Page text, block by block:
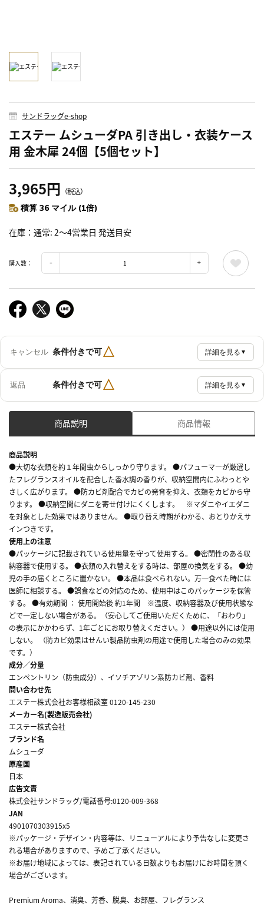
サンドラッグe-shop
エステー ムシューダPA 引き出し・衣装ケース
用 金木犀 24個【5個セット】
3,965円 （税込）
積算 36 マイル (1倍)
在庫 通常: 2～4営業日 発送目安
購入数：
キャンセル 条件付きで可△ 詳細を見る ▼
返品 条件付きで可△ 詳細を見る ▼
商品説明 商品情報
商品説明
●大切な衣類を約１年間虫からしっかり守ります。 ●パフューマ―が厳選し
たフレグランスオイルを配合した香水調の香りが、収納空間内にふわっとや
さしく広がります。 ●防カビ剤配合でカビの発育を抑え、衣類をカビから守
ります。 ●収納空間にダニを寄せ付けにくくします。 ※マダニやイエダニ
を対象とした効果ではありません。 ●取り替え時期がわかる、おとりかえサ
インつきです。
使用上の注意
●パッケージに記載されている使用量を守って使用する。 ●密閉性のある収
納容器で使用する。 ●衣類の入れ替えをする時は、部屋の換気をする。 ●幼
児の手の届くところに置かない。 ●本品は食べられない。万一食べた時には
医師に相談する。 ●誤食などの対応のため、使用中はこのパッケージを保管
する。 ●有効期間 ： 使用開始後 約1年間 ※温度、収納容器及び使用状態な
どで一定しない場合がある。（安心してご使用いただくために、「おわり」
の表示にかかわらず、1年ごとにお取り替えください。） ●用途以外には使用
しない。 （防カビ効果はせんい製品防虫剤の用途で使用した場合のみの効果
です。）
成分／分量
エンペントリン（防虫成分）、イソチアゾリン系防カビ剤、香料
問い合わせ先
エステー株式会社お客様相談室 0120-145-230
メーカー名(製造販売会社)
エステー株式会社
ブランド名
ムシューダ
原産国
日本
広告文責
株式会社サンドラッグ/電話番号:0120-009-368
JAN
4901070303915x5
※パッケージ・デザイン・内容等は、リニューアルにより予告なしに変更さ
れる場合がありますので、予めご了承ください。
※お届け地域によっては、表記されている日数よりもお届けにお時間を頂く
場合がございます。
Premium Aroma、消臭、芳香、脱臭、お部屋、フレグランス